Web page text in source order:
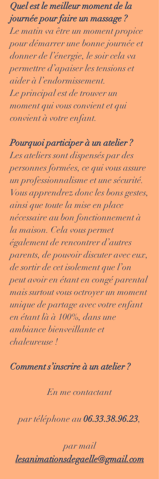
Quel est le meilleur moment de la
journée pour faire un massage ?
Le matin va être un moment propice
pour démarrer une bonne journée et
donner de l’énergie, le soir cela va
permettre d’apaiser les tensions et
aider à l’endormissement.
Le principal est de trouver un
moment qui vous convient et qui
convient à votre enfant.
Pourquoi participer à un atelier ?
Les ateliers sont dispensés par des
personnes formées, ce qui vous assure
un professionnalisme et une sécurité.
Vous apprendrez donc les bons gestes,
ainsi que toute la mise en place
nécessaire au bon fonctionnement à
la maison. Cela vous permet
également de rencontrer d’autres
parents, de pouvoir discuter avec eux,
de sortir de cet isolement que l’on
peut avoir en étant en congé parental
mais surtout vous octroyer un moment
unique de partage avec votre enfant
en étant là à 100%, dans une
ambiance bienveillante et
chaleureuse !
Comment s’inscrire à un atelier ?
En me contactant
par téléphone au06.33.38.96.23,
par mail
lesanimationsdegaelle@gmail.com